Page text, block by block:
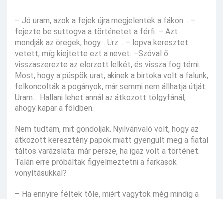
– Jó uram, azok a fejek újra megjelentek a fákon… –
fejezte be suttogva a történetet a férfi. – Azt
mondják az öregek, hogy… Ürz… – lopva keresztet
vetett, míg kiejtette ezt a nevet. –Szóval ő
visszaszerezte az elorzott lelkét, és vissza fog térni.
Most, hogy a püspök urat, akinek a birtoka volt a falunk,
felkoncolták a pogányok, már semmi nem állhatja útját.
Uram… Hallani lehet annál az átkozott tölgyfánál,
ahogy kapar a földben.
Nem tudtam, mit gondoljak. Nyilvánvaló volt, hogy az
átkozott keresztény papok miatt gyengült meg a fiatal
táltos varázslata: már persze, ha igaz volt a történet.
Talán erre próbáltak figyelmeztetni a farkasok
vonyításukkal?
– Ha ennyire féltek tőle, miért vagytok még mindig a